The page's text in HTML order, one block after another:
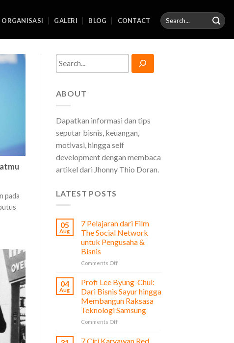
ORGANISASI GALERI BLOG CONTACT
pada
Search
ABOUT
Dapatkan informasi dan tips
seputar bisnis, keuangan,
motivasi, hingga self
development dengan membaca
artikel dari Jhonny Thio Doran.
LATEST POSTS
05
Aug
7 Pelajaran dari Film
The Social Network
untuk Pengusaha &
Bisnis
Comments Offon
Pelajaran
dari
Film
The
Social
Network
Pengusaha
04
Aug
Profi Lee Byung-Chul:
Dari Bisnis Sayur hingga
Membangun Raksasa
Teknologi Samsung
Comments Offon
7 Ciri Karyawan Red